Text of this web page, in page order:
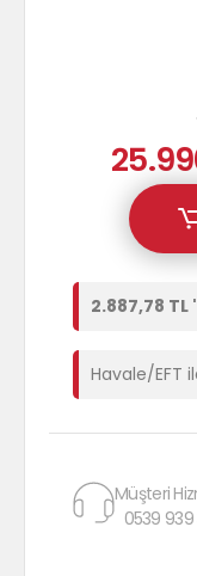
2.887,78
Havale/EFT
Müşteri
0539